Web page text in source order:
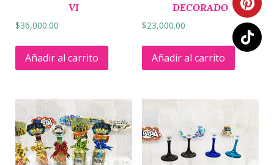
VI
$36,000.00
Añadir al carrito
DECORADO
$23,000.00
Añadir al carrito